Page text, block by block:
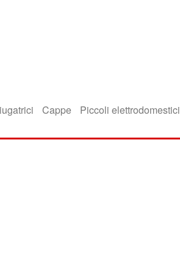
Cappe Piccoli elettrodomestici